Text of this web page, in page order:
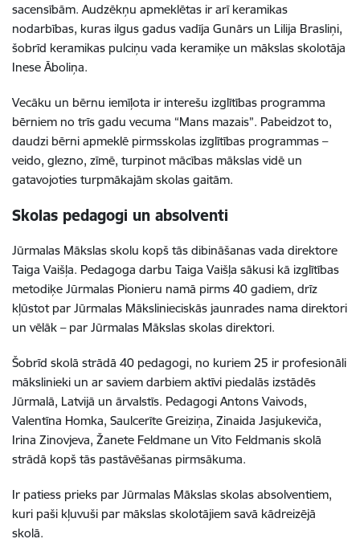
sacensībām. Audzēkņu apmeklētas ir arī keramikas
nodarbības, kuras ilgus gadus vadīja Gunārs un Lilija Brasliņi,
šobrīd keramikas pulciņu vada keramiķe un mākslas skolotāja
Inese Āboliņa.
Vecāku un bērnu iemīļota ir interešu izglītības programma
bērniem no trīs gadu vecuma “Mans mazais”. Pabeidzot to,
daudzi bērni apmeklē pirmsskolas izglītības programmas –
veido, glezno, zīmē, turpinot mācības mākslas vidē un
gatavojoties turpmākajām skolas gaitām.
Skolas pedagogi un absolventi
Jūrmalas Mākslas skolu kopš tās dibināšanas vada direktore
Taiga Vaišļa. Pedagoga darbu Taiga Vaišļa sākusi kā izglītības
metodiķe Jūrmalas Pionieru namā pirms 40 gadiem, drīz
kļūstot par Jūrmalas Mākslinieciskās jaunrades nama direktori
un vēlāk – par Jūrmalas Mākslas skolas direktori.
Šobrīd skolā strādā 40 pedagogi, no kuriem 25 ir profesionāli
mākslinieki un ar saviem darbiem aktīvi piedalās izstādēs
Jūrmalā, Latvijā un ārvalstīs. Pedagogi Antons Vaivods,
Valentīna Homka, Saulcerīte Greiziņa, Zinaida Jasjukeviča,
Irina Zinovjeva, Žanete Feldmane un Vito Feldmanis skolā
strādā kopš tās pastāvēšanas pirmsākuma.
Ir patiess prieks par Jūrmalas Mākslas skolas absolventiem,
kuri paši kļuvuši par mākslas skolotājiem savā kādreizējā
skolā.